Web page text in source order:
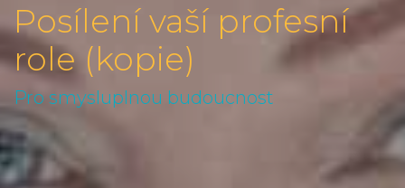
Posílení vaší profesní
role (kopie)
Pro smysluplnou budoucnost